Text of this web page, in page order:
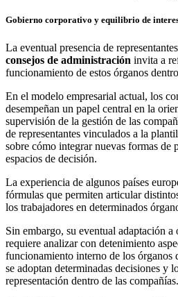
Gobierno corporativo y equilibrio de
La eventual presencia de
consejos de administración invita a
funcionamiento de estos órganos
En el modelo empresarial actual, los
desempeñan un papel central en la
supervisión de la gestión de las
de representantes vinculados a la
sobre cómo integrar nuevas formas de
espacios de decisión.
La experiencia de algunos países
fórmulas que permiten articular
los trabajadores en determinados
Sin embargo, su eventual adaptación a
requiere analizar con detenimiento
funcionamiento interno de los órganos
se adoptan determinadas decisiones y
representación dentro de las compañías.